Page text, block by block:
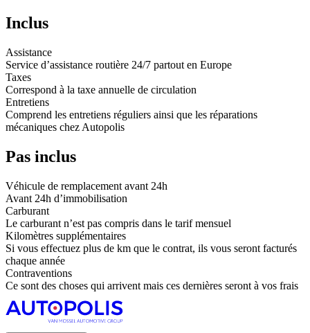
Inclus
Assistance
Service d’assistance routière 24/7 partout en Europe
Taxes
Correspond à la taxe annuelle de circulation
Entretiens
Comprend les entretiens réguliers ainsi que les réparations
mécaniques chez Autopolis
Pas inclus
Véhicule de remplacement avant 24h
Avant 24h d’immobilisation
Carburant
Le carburant n’est pas compris dans le tarif mensuel
Kilomètres supplémentaires
Si vous effectuez plus de km que le contrat, ils vous seront facturés
chaque année
Contraventions
Ce sont des choses qui arrivent mais ces dernières seront à vos frais